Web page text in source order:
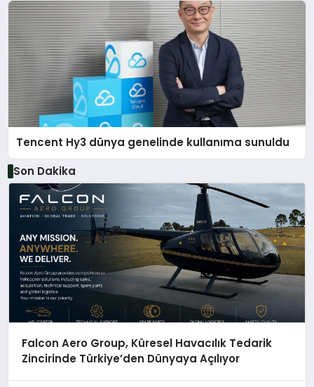
Tencent Hy3 dünya genelinde kullanıma sunuldu
Son Dakika
Falcon Aero Group, Küresel Havacılık Tedarik
Zincirinde Türkiye’den Dünyaya Açılıyor